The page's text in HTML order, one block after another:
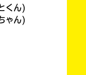
くん)
ゃん)